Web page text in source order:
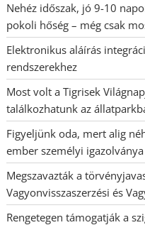
Nehéz időszak, jó 9-10
pokoli hőség – még csak
Elektronikus aláírás
rendszerekhez
Most volt a Tigrisek
találkozhatunk az
Figyeljünk oda, mert alig
ember személyi
Megszavazták a
Vagyonvisszaszerzési és
Rengetegen támogatják a